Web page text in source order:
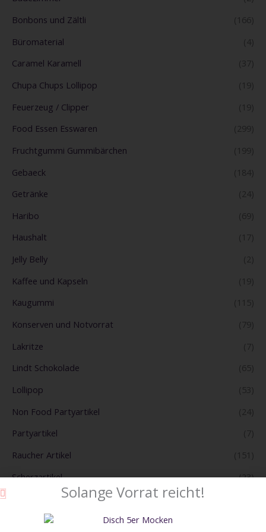
Bonbons und Zältli
(166)
Büromaterial
(4)
Caramel Karamell
(37)
Chupa Chups Lollipop
(19)
Feuerzeug / Clipper
(19)
Food Essen Esswaren
(299)
Fruchtgummi Gummibärchen
(199)
Gebaeck
(184)
Getränke
(24)
Haribo
(69)
Haushalt
(17)
Jelly Belly
(2)
Kaffee und Kapseln
(19)
Kaugummi
(115)
Konserven und Notvorrat
(79)
Lakritze
(7)
Lindt Schokolade
(65)
Lollipop
(53)
Non Food Partyartikel
(24)
Partyartikel
(7)
Raucher Artikel
(151)
Scherzartikel
(23)
Solange Vorrat reicht!